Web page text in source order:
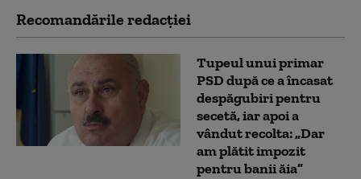
Recomandările redacţiei
Tupeul unui primar
PSD după ce a încasat
despăgubiri pentru
secetă, iar apoi a
vândut recolta: „Dar
am plătit impozit
pentru banii ăia”